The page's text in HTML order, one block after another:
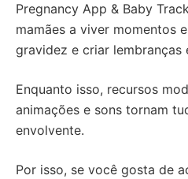
Pregnancy App & Baby
mamães a viver momentos
gravidez e criar lembranças
Enquanto isso, recursos
animações e sons tornam
envolvente.
Por isso, se você gosta de